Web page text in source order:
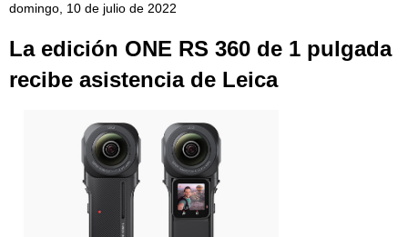
domingo, 10 de julio de 2022
La edición ONE RS 360 de 1 pulgada
recibe asistencia de Leica